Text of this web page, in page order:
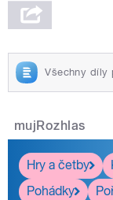
Všechny díly
mujRozhlas
Hry a četby
Pohádky